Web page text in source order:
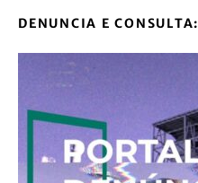
DENUNCIA E CONSULTA: